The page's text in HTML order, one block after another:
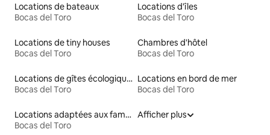
Locations de bateaux
Bocas del Toro
Locations d'îles
Bocas del Toro
Locations de tiny houses
Bocas del Toro
Chambres d'hôtel
Bocas del Toro
Locations de gîtes écologiques
Bocas del Toro
Locations en bord de mer
Bocas del Toro
Locations adaptées aux familles
Bocas del Toro
Afficher plus